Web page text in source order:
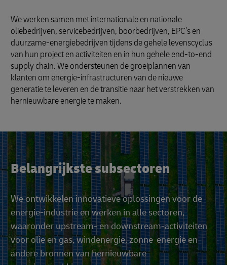
We werken samen met internationale en nationale
oliebedrijven, servicebedrijven, boorbedrijven, EPC’s en
duurzame-energiebedrijven tijdens de gehele levenscyclus
van hun project en activiteiten en in hun gehele end-to-end
supply chain. We ondersteunen de groeiplannen van
klanten om energie-infrastructuren van de nieuwe
generatie te leveren en de transitie naar het verstrekken van
hernieuwbare energie te maken.
Belangrijkste subsectoren
We ontwikkelen innovatieve oplossingen voor de
energie-industrie en werken in alle sectoren,
waaronder upstream- en downstream-activiteiten
voor olie en gas, windenergie, zonne-energie en
andere bronnen van hernieuwbare